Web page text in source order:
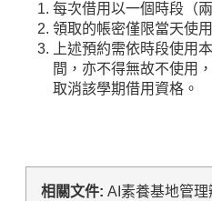
每次借用以一個時段（
領取的帳密僅限當天使用
上述預約需依時段使用
間，亦不得無故不使用
取消該學期借用資格。
相關文件: AI素養基地管理